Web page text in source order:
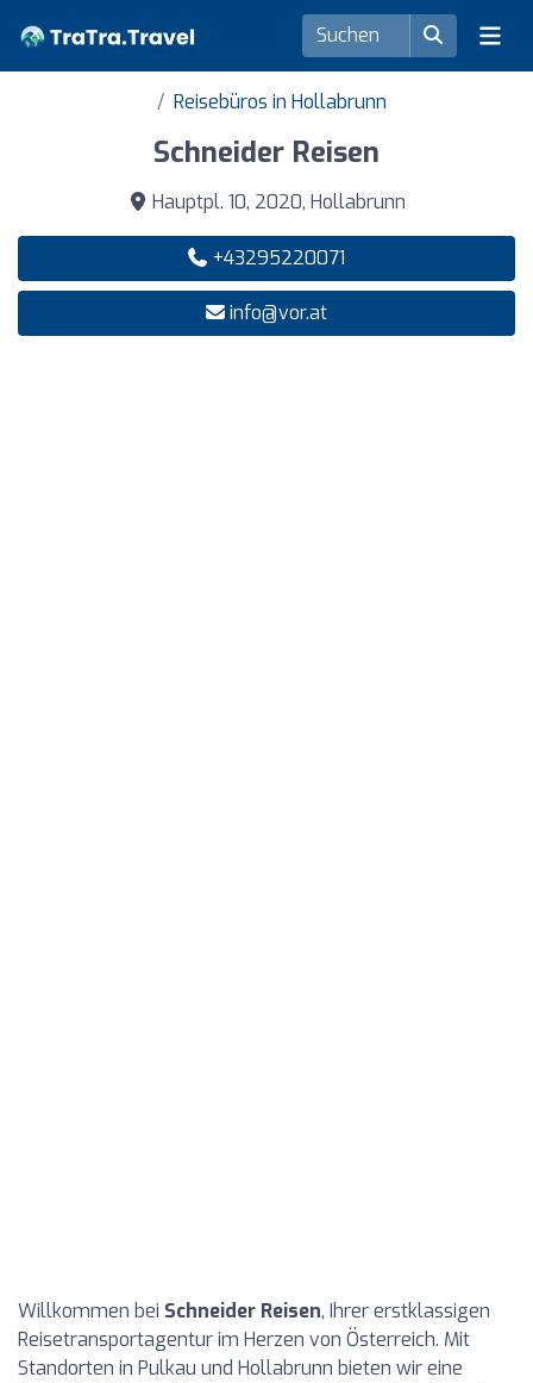
Reisebüros in Hollabrunn
Schneider Reisen
Hauptpl. 10, 2020, Hollabrunn
+43295220071
info@vor.at
Willkommen bei Schneider Reisen, Ihrer erstklassigen
Reisetransportagentur im Herzen von Österreich. Mit
Standorten in Pulkau und Hollabrunn bieten wir eine